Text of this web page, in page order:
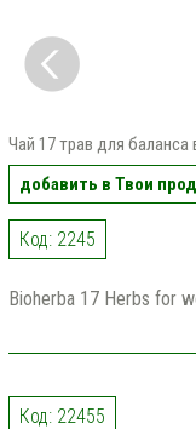
Чай 17 трав для баланса
добавить в Твои
Код: 2245
Bioherba 17 Herbs for
Код: 22455